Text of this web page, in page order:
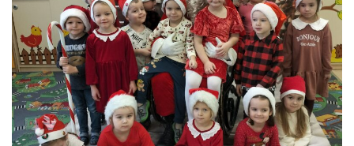
PRACOWNICY
STATUT I STANDARDY
OCHRONY MAŁOLETNICH
PROCEDURY I REGULAMINY